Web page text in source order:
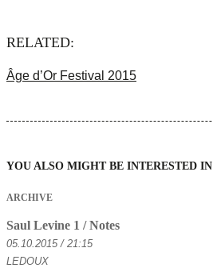
RELATED:
Âge d’Or Festival 2015
YOU ALSO MIGHT BE INTERESTED
ARCHIVE
Saul Levine 1 / Notes
05.10.2015 / 21:15
LEDOUX